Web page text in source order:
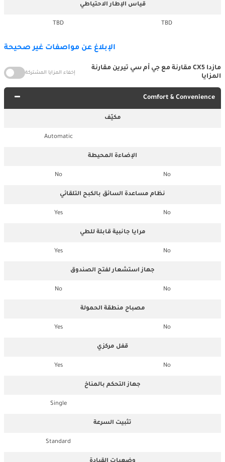
قياس الإطار الاحتياطي
TBD
TBD
الإبلاغ عن مواصفات غير صحيحة
مازدا CX5 مقارنة مع جي أم سي تيرين مقارنة
المزايا
إخفاء المزايا المشتركة
Comfort & Convenience
مكيّف
Automatic
الإضاءة المحيطة
No
No
نظام مساعدة السائق بالكبح التلقائي
No
Yes
مرايا جانبية قابلة للطي
No
Yes
جهاز استشعار لفتح الصندوق
No
No
مصباح منطقة الحمولة
No
Yes
قفل مركزي
No
Yes
جهاز التحكم بالمناخ
Single
تثبيت السرعة
Standard